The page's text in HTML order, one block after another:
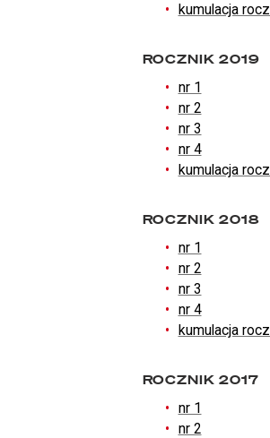
kumulacja
ROCZNIK 2019
nr 1
nr 2
nr 3
nr 4
kumulacja
ROCZNIK 2018
nr 1
nr 2
nr 3
nr 4
kumulacja
ROCZNIK 2017
nr 1
nr 2